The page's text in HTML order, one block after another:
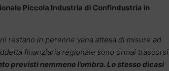
Piccola Industria di Confindustria in
restano in perenne vana attesa di misure ad
finanziaria regionale sono ormai trascorsi
previsti nemmeno l’ombra. Lo stesso dicasi